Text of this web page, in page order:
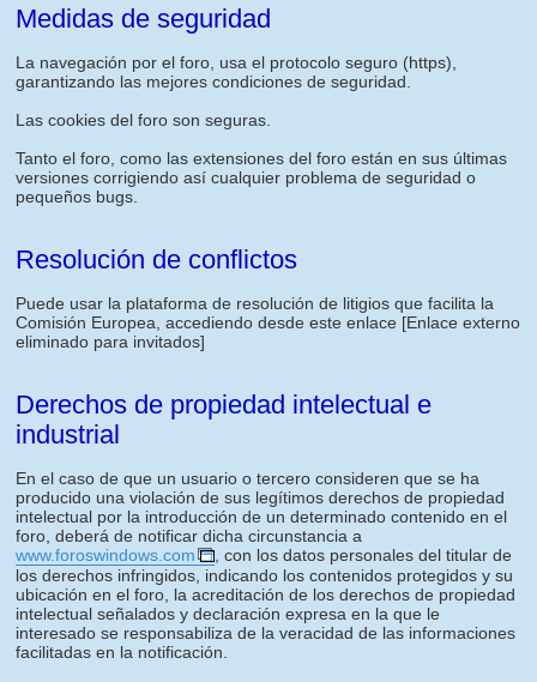
Medidas de seguridad
La navegación por el foro, usa el protocolo seguro (https),
garantizando las mejores condiciones de seguridad.
Las cookies del foro son seguras.
Tanto el foro, como las extensiones del foro están en sus últimas
versiones corrigiendo así cualquier problema de seguridad o
pequeños bugs.
Resolución de conflictos
Puede usar la plataforma de resolución de litigios que facilita la
Comisión Europea, accediendo desde este enlace [Enlace externo
eliminado para invitados]
Derechos de propiedad intelectual e
industrial
En el caso de que un usuario o tercero consideren que se ha
producido una violación de sus legítimos derechos de propiedad
intelectual por la introducción de un determinado contenido en el
foro, deberá de notificar dicha circunstancia a
www.foroswindows.com
, con los datos personales del titular de
los derechos infringidos, indicando los contenidos protegidos y su
ubicación en el foro, la acreditación de los derechos de propiedad
intelectual señalados y declaración expresa en la que le
interesado se responsabiliza de la veracidad de las informaciones
facilitadas en la notificación.